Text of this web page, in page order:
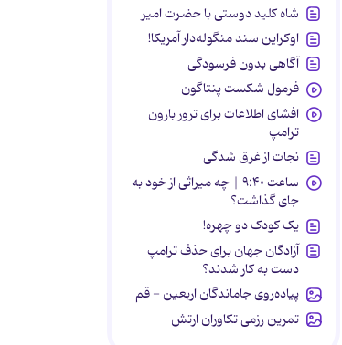
شاه کلید دوستی با حضرت امیر
اوکراین سند منگوله‌دار آمریکا!
آگاهی بدون فرسودگی
فرمول شکست پنتاگون
افشای اطلاعات برای ترور بارون
ترامپ
نجات از غرق شدگی
ساعت ۹:۴۰ | چه میراثی از خود به
جای گذاشت؟
یک کودک دو چهره!
آزادگان جهان برای حذف ترامپ
دست به کار شدند؟
پیاده‌روی جاماندگان اربعین - قم
تمرین رزمی تکاوران ارتش